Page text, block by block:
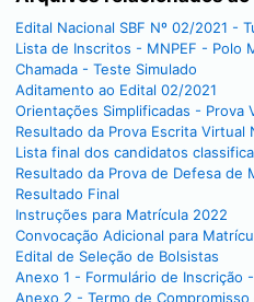
Edital Nacional SBF Nº 02/2021 -
Lista de Inscritos - MNPEF - Polo
Chamada - Teste Simulado
Aditamento ao Edital 02/2021
Orientações Simplificadas - Prova
Resultado da Prova Escrita Virtual
Lista final dos candidatos
Resultado da Prova de Defesa de
Resultado Final
Instruções para Matrícula 2022
Convocação Adicional para
Edital de Seleção de Bolsistas
Anexo 1 - Formulário de Inscrição
Anexo 2 - Termo de Compromisso